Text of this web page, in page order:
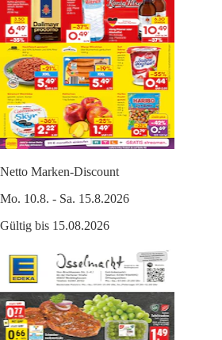
Netto Marken-Discount
Mo. 10.8. - Sa. 15.8.2026
Gültig bis 15.08.2026